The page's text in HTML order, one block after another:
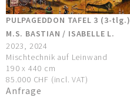
PULPAGEDDON TAFEL 3 (3-tlg.)
M.S. BASTIAN / ISABELLE L.
2023, 2024
Mischtechnik auf Leinwand
190 x 440 cm
85.000 CHF (incl. VAT)
Anfrage